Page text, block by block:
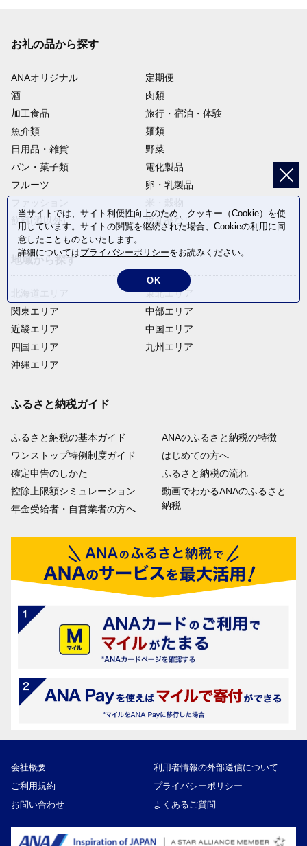
お礼の品から探す
ANAオリジナル
定期便
酒
肉類
加工食品
旅行・宿泊・体験
魚介類
麺類
日用品・雑貨
野菜
パン・菓子類
電化製品
フルーツ
卵・乳製品
飲料(酒以外)
返礼品なし
地域から探す
関東エリア
近畿エリア
四国エリア
沖縄エリア
東北エリア
中部エリア
中国エリア
九州エリア
ふるさと納税ガイド
ふるさと納税の基本ガイド
ワンストップ特例制度ガイド
確定申告のしかた
控除上限額シミュレーション
年金受給者・自営業者の方へ
ANAのふるさと納税の特徴
はじめての方へ
ふるさと納税の流れ
動画でわかるANAのふるさと
納税
会社概要
利用者情報の外部送信について
ご利用規約
プライバシーポリシー
お問い合わせ
よくあるご質問
当サイトでは、サイト利便性向上のため、クッキー（Cookie）を使
用しています。サイトの閲覧を継続された場合、Cookieの利用に同
意したことものといたします。
詳細についてはプライバシーポリシーをお読みください。
OK